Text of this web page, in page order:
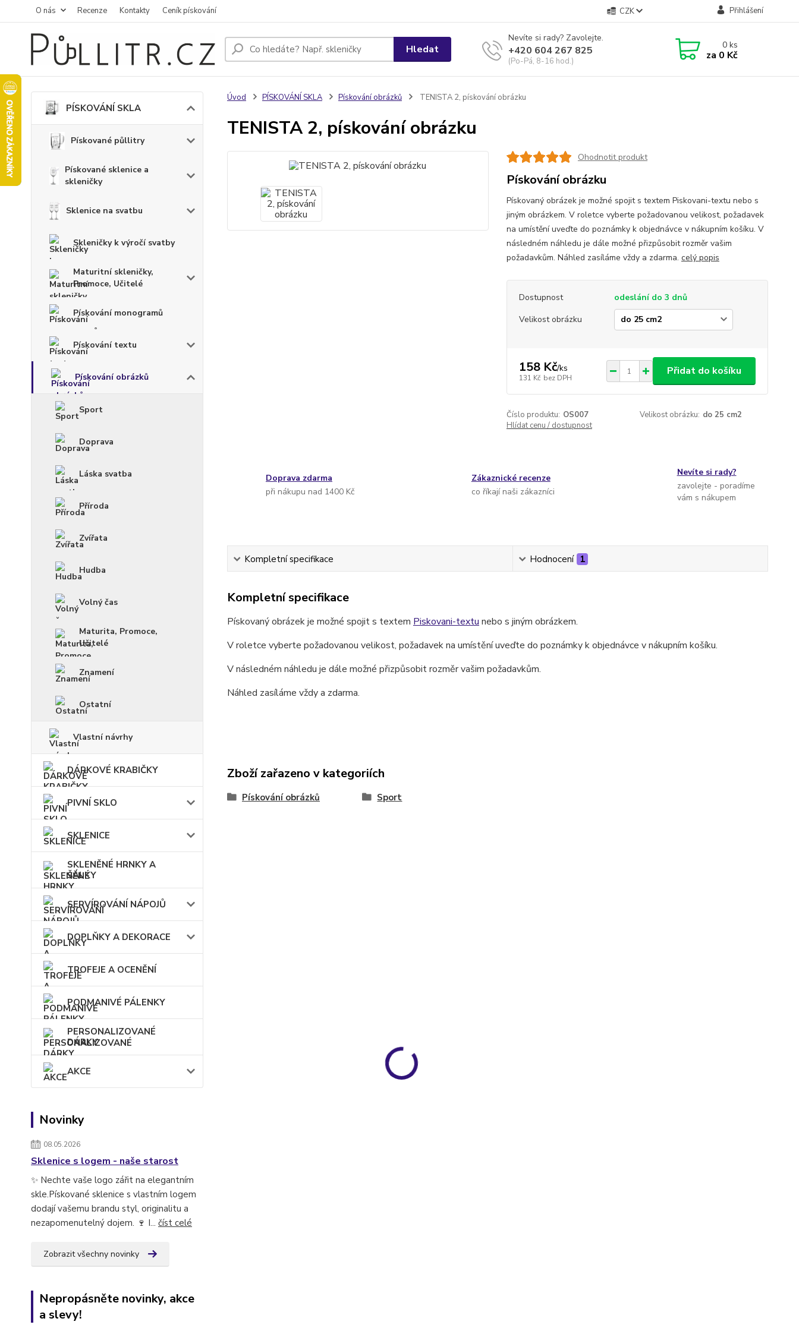
O nás Recenze Kontakty Ceník pískování CZK Přihlášení
Hledat
Nevíte si rady? Zavolejte.
+420 604 267 825
(Po-Pá, 8-16 hod.)
0ks
za 0 Kč
PÍSKOVÁNÍ SKLA
Pískované půllitry
Pískované sklenice a
skleničky
Sklenice na svatbu
Skleničky k výročí svatby
Maturitní skleničky,
Promoce, Učitelé
Pískování monogramů
Pískování textu
Pískování obrázků
Sport
Doprava
Láska svatba
Příroda
Zvířata
Hudba
Volný čas
Maturita, Promoce,
Učitelé
Znamení
Ostatní
Vlastní návrhy
DÁRKOVÉ KRABIČKY
PIVNÍ SKLO
SKLENICE
SKLENĚNÉ HRNKY A
ŠÁLKY
SERVÍROVÁNÍ NÁPOJŮ
DOPLŇKY A DEKORACE
TROFEJE A OCENĚNÍ
PODMANIVÉ PÁLENKY
PERSONALIZOVANÉ
DÁRKY
AKCE
Novinky
08.05.2026
Sklenice s logem - naše starost
✨ Nechte vaše logo zářit na elegantním
skle.Pískované sklenice s vlastním logem
dodají vašemu brandu styl, originalitu a
nezapomenutelný dojem. 🍷 I... číst celé
Zobrazit všechny novinky
Nepropásněte novinky, akce
a slevy!
Úvod PÍSKOVÁNÍ SKLA Pískování obrázků TENISTA 2, pískování obrázku
TENISTA 2, pískování obrázku
Ohodnotit produkt
Pískování obrázku
Pískovaný obrázek je možné spojit s textem Piskovani-textu nebo s
jiným obrázkem. V roletce vyberte požadovanou velikost, požadavek
na umístění uveďte do poznámky k objednávce v nákupním košíku. V
následném náhledu je dále možné přizpůsobit rozměr vašim
požadavkům. Náhled zasíláme vždy a zdarma. celý popis
Dostupnost
odeslání do 3 dnů
Velikost obrázku
158 Kč/ks
131 Kč bez DPH
Přidat do košíku
Číslo produktu: OS007 Velikost obrázku: do 25 cm2
Hlídat cenu / dostupnost
Doprava zdarma
při nákupu nad 1400 Kč
Zákaznické recenze
co říkají naši zákazníci
Nevíte si rady?
zavolejte - poradíme
vám s nákupem
Kompletní specifikace Hodnocení 1
Kompletní specifikace
Pískovaný obrázek je možné spojit s textem Piskovani-textu nebo s jiným obrázkem.
V roletce vyberte požadovanou velikost, požadavek na umístění uveďte do poznámky k objednávce v nákupním košíku.
V následném náhledu je dále možné přizpůsobit rozměr vašim požadavkům.
Náhled zasíláme vždy a zdarma.
Zboží zařazeno v kategoriích
Pískování obrázků Sport